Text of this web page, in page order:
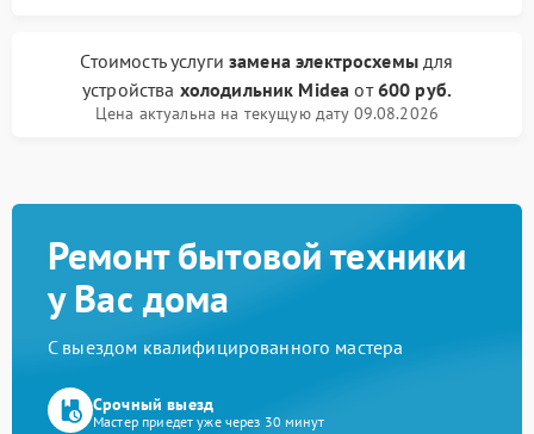
Стоимость услугизамена электросхемыдля
устройства холодильник Midea от600 руб.
Цена актуальна на текущую дату 09.08.2026
Ремонт бытовой техники
у Вас дома
С выездом квалифицированного мастера
Срочный выезд
Мастер приедет уже через 30 минут